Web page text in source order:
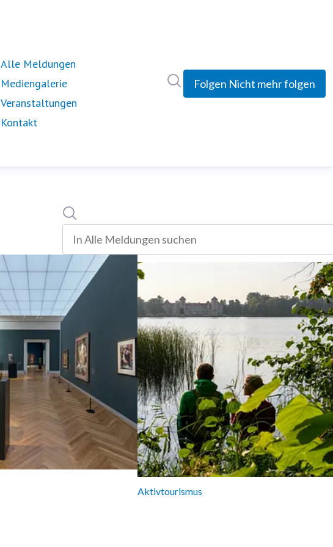
Alle Meldungen
Mediengalerie
Veranstaltungen
Kontakt
Folgen Nicht mehr folgen
Suche
In alle meldungen suchen
Aktivtourismus